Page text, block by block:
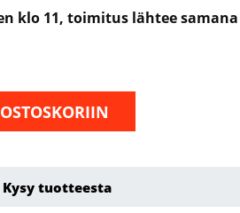
klo 11, toimitus lähtee samana
Kysy tuotteesta